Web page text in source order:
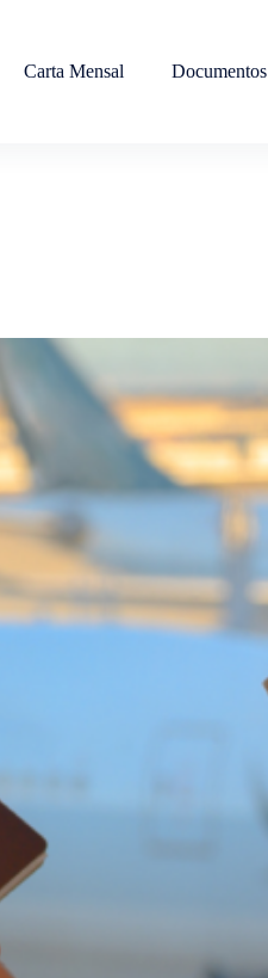
Carta Mensal Documentos